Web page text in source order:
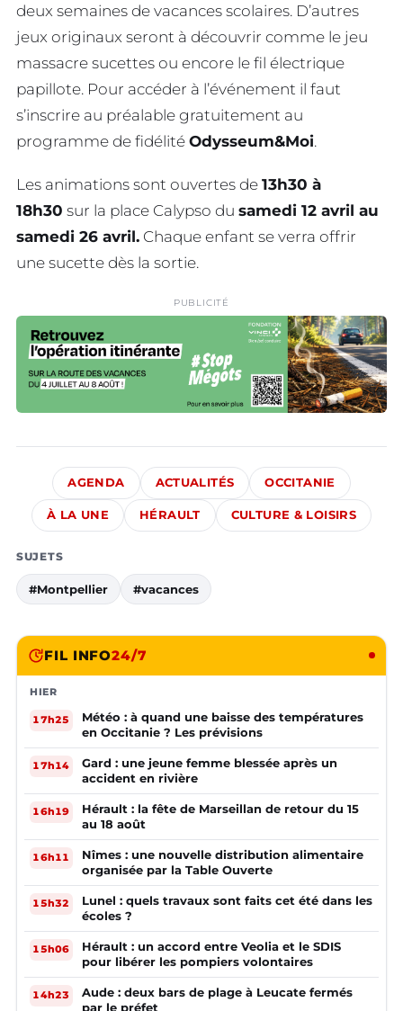
deux semaines de vacances scolaires. D’autres
jeux originaux seront à découvrir comme le jeu
massacre sucettes ou encore le fil électrique
papillote. Pour accéder à l’événement il faut
s’inscrire au préalable gratuitement au
programme de fidélité Odysseum&Moi.
Les animations sont ouvertes de 13h30 à
18h30 sur la place Calypso du samedi 12 avril au
samedi 26 avril. Chaque enfant se verra offrir
une sucette dès la sortie.
PUBLICITÉ
AGENDA ACTUALITÉS OCCITANIE
À LA UNE HÉRAULT CULTURE & LOISIRS
SUJETS
#Montpellier #vacances
FIL INFO24/7
HIER
17h25
Météo : à quand une baisse des températures
en Occitanie ? Les prévisions
17h14
Gard : une jeune femme blessée après un
accident en rivière
16h19
Hérault : la fête de Marseillan de retour du 15
au 18 août
16h11
Nîmes : une nouvelle distribution alimentaire
organisée par la Table Ouverte
15h32
Lunel : quels travaux sont faits cet été dans les
écoles ?
15h06
Hérault : un accord entre Veolia et le SDIS
pour libérer les pompiers volontaires
14h23
Aude : deux bars de plage à Leucate fermés
par le préfet